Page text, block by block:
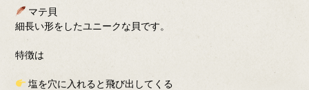
マテ貝
細長い形をしたユニークな貝です。
特徴は
塩を穴に入れると飛び出してくる